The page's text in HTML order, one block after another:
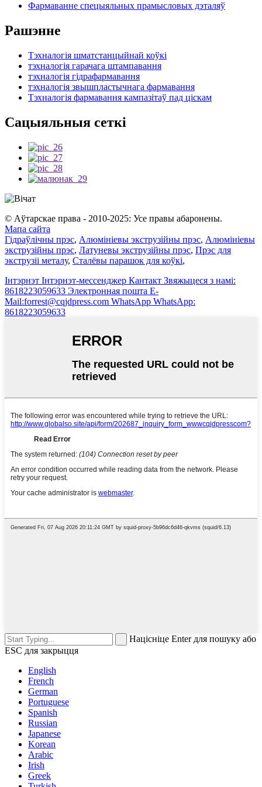
Фармаванне спецыяльных прамысловых дэталяў
Рашэнне
Тэхналогія шматстанцыйнай коўкі
тэхналогія гарачага штампавання
тэхналогія гідрафармавання
тэхналогія звышпластычнага фармавання
Тэхналогія фармавання кампазітаў пад ціскам
Сацыяльныя сеткі
© Аўтарскае права - 2010-2025: Усе правы абаронены.
Мапа сайта
Гідраўлічны прэс, Алюмініевы экструзійны прэс, Алюмініевы
экструзійны прэс, Латуневы экструзійны прэс, Прэс для
экструзіі металу, Сталёвы парашок для коўкі,
Інтэрнэт Інтэрнэт-мессенджер Кантакт Звяжыцеся з намі:
8618223059633 Электронная пошта E-
Mail:forrest@cqjdpress.com WhatsApp WhatsApp:
8618223059633
Націсніце Enter для пошуку або
ESC для закрыцця
English
French
German
Portuguese
Spanish
Russian
Japanese
Korean
Arabic
Irish
Greek